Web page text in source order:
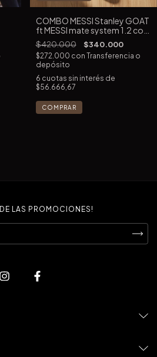
COMBO MESSI Stanley GOAT
ft MESSI mate system 1.2 con
bombilla de regalo
$420.000 $340.000
$272.000 con Transferencia o
depósito
6 cuotas sin interés de
$56.666,67
LAS PROMOCIONES!